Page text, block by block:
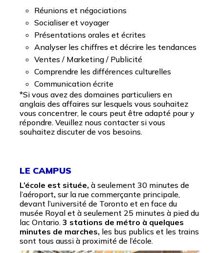
Réunions et négociations
Socialiser et voyager
Présentations orales et écrites
Analyser les chiffres et décrire les tendances
Ventes / Marketing / Publicité
Comprendre les différences culturelles
Communication écrite
*Si vous avez des domaines particuliers en
anglais des affaires sur lesquels vous souhaitez
vous concentrer, le cours peut être adapté pour y
répondre. Veuillez nous contacter si vous
souhaitez discuter de vos besoins.
LE CAMPUS
L’école est située, à seulement 30 minutes de
l’aéroport, sur la rue commerçante principale,
devant l’université de Toronto et en face du
musée Royal et à seulement 25 minutes à pied du
lac Ontario. 3 stations de métro à quelques
minutes de marches, les bus publics et les trains
sont tous aussi à proximité de l’école.